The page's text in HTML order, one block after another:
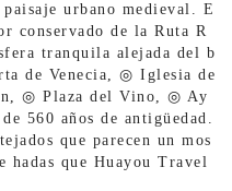
paisaje urbano medieval. E
conservado de la Ruta R
tranquila alejada del b
de Venecia, ◎ Iglesia de
◎ Plaza del Vino, ◎ Ay
560 años de antigüedad.
que parecen un mos
hadas que Huayou Travel